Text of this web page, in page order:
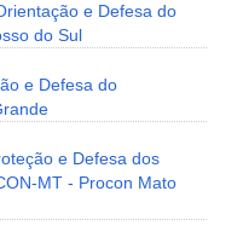
e Defesa do
do Sul
e Defesa do
e Defesa dos
MT - Procon Mato